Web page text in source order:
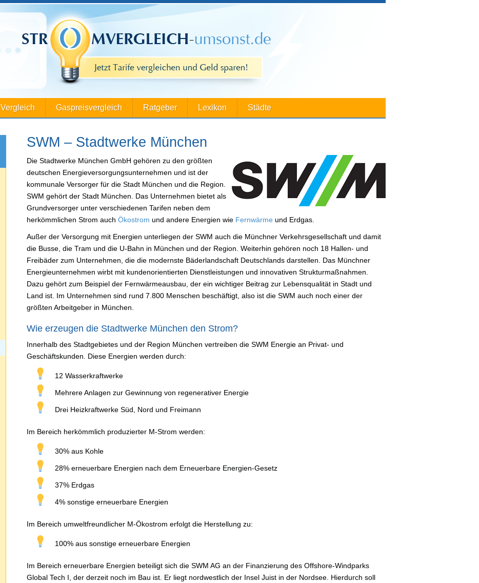
Vergleich Gaspreisvergleich Ratgeber Lexikon Städte
SWM – Stadtwerke München
Die Stadtwerke München GmbH gehören zu den größten
deutschen Energieversorgungsunternehmen und ist der
kommunale Versorger für die Stadt München und die Region.
SWM gehört der Stadt München. Das Unternehmen bietet als
Grundversorger unter verschiedenen Tarifen neben dem
herkömmlichen Strom auch Ökostrom und andere Energien wie Fernwärme und Erdgas.
Außer der Versorgung mit Energien unterliegen der SWM auch die Münchner Verkehrsgesellschaft und damit
die Busse, die Tram und die U-Bahn in München und der Region. Weiterhin gehören noch 18 Hallen- und
Freibäder zum Unternehmen, die die modernste Bäderlandschaft Deutschlands darstellen. Das Münchner
Energieunternehmen wirbt mit kundenorientierten Dienstleistungen und innovativen Strukturmaßnahmen.
Dazu gehört zum Beispiel der Fernwärmeausbau, der ein wichtiger Beitrag zur Lebensqualität in Stadt und
Land ist. Im Unternehmen sind rund 7.800 Menschen beschäftigt, also ist die SWM auch noch einer der
größten Arbeitgeber in München.
Wie erzeugen die Stadtwerke München den Strom?
Innerhalb des Stadtgebietes und der Region München vertreiben die SWM Energie an Privat- und
Geschäftskunden. Diese Energien werden durch:
12 Wasserkraftwerke
Mehrere Anlagen zur Gewinnung von regenerativer Energie
Drei Heizkraftwerke Süd, Nord und Freimann
Im Bereich herkömmlich produzierter M-Strom werden:
30% aus Kohle
28% erneuerbare Energien nach dem Erneuerbare Energien-Gesetz
37% Erdgas
4% sonstige erneuerbare Energien
Im Bereich umweltfreundlicher M-Ökostrom erfolgt die Herstellung zu:
100% aus sonstige erneuerbare Energien
Im Bereich erneuerbare Energien beteiligt sich die SWM AG an der Finanzierung des Offshore-Windparks
Global Tech I, der derzeit noch im Bau ist. Er liegt nordwestlich der Insel Juist in der Nordsee. Hierdurch soll